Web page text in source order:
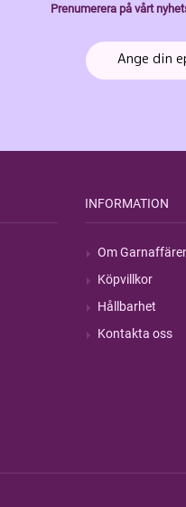
Prenumerera på vårt
INFORMATION
Om
Köpvillkor
Hållbarhet
Kontakta oss